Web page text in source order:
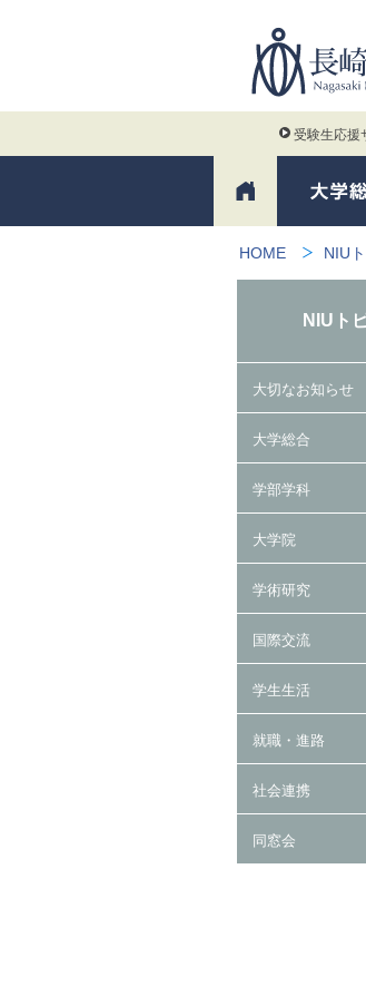
受験生応援
HOME NIU
NIUト
大切なお知らせ
大学総合
学部学科
大学院
学術研究
国際交流
学生生活
就職・進路
社会連携
同窓会